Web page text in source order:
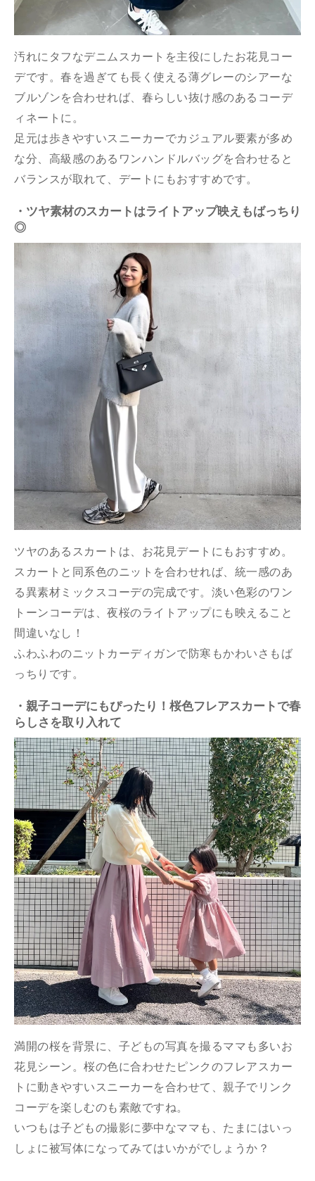
汚れにタフなデニムスカートを主役にしたお花見コー
デです。春を過ぎても長く使える薄グレーのシアーな
ブルゾンを合わせれば、春らしい抜け感のあるコーデ
ィネートに。
足元は歩きやすいスニーカーでカジュアル要素が多め
な分、高級感のあるワンハンドルバッグを合わせると
バランスが取れて、デートにもおすすめです。
・ツヤ素材のスカートはライトアップ映えもばっちり
◎
ツヤのあるスカートは、お花見デートにもおすすめ。
スカートと同系色のニットを合わせれば、統一感のあ
る異素材ミックスコーデの完成です。淡い色彩のワン
トーンコーデは、夜桜のライトアップにも映えること
間違いなし！
ふわふわのニットカーディガンで防寒もかわいさもば
っちりです。
・親子コーデにもぴったり！桜色フレアスカートで春
らしさを取り入れて
満開の桜を背景に、子どもの写真を撮るママも多いお
花見シーン。桜の色に合わせたピンクのフレアスカー
トに動きやすいスニーカーを合わせて、親子でリンク
コーデを楽しむのも素敵ですね。
いつもは子どもの撮影に夢中なママも、たまにはいっ
しょに被写体になってみてはいかがでしょうか？